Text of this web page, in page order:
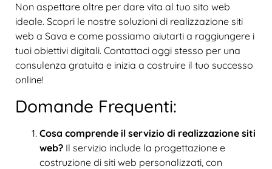
Non aspettare oltre per dare vita al tuo sito web
ideale. Scopri le nostre soluzioni di realizzazione siti
web a Sava e come possiamo aiutarti a raggiungere i
tuoi obiettivi digitali. Contattaci oggi stesso per una
consulenza gratuita e inizia a costruire il tuo successo
online!
Domande Frequenti:
Cosa comprende il servizio di realizzazione siti
web? Il servizio include la progettazione e
costruzione di siti web personalizzati, con